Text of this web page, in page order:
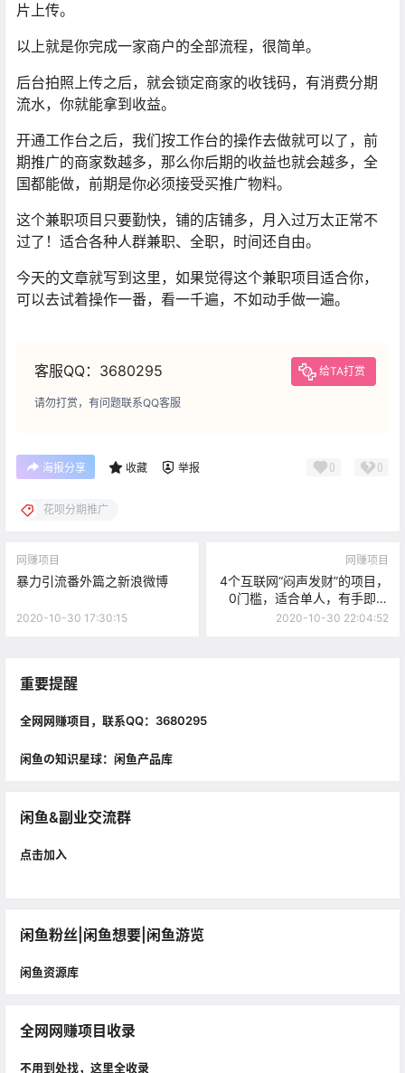
片上传。
以上就是你完成一家商户的全部流程，很简单。
后台拍照上传之后，就会锁定商家的收钱码，有消费分期
流水，你就能拿到收益。
开通工作台之后，我们按工作台的操作去做就可以了，前
期推广的商家数越多，那么你后期的收益也就会越多，全
国都能做，前期是你必须接受买推广物料。
这个兼职项目只要勤快，铺的店铺多，月入过万太正常不
过了！适合各种人群兼职、全职，时间还自由。
今天的文章就写到这里，如果觉得这个兼职项目适合你，
可以去试着操作一番，看一千遍，不如动手做一遍。
客服QQ：3680295 给TA打赏
请勿打赏，有问题联系QQ客服
海报分享 收藏 举报 0 0
花呗分期推广
网赚项目
暴力引流番外篇之新浪微博
2020-10-30 17:30:15
网赚项目
4个互联网“闷声发财”的项目，
0门槛，适合单人，有手即可
操作
2020-10-30 22:04:52
重要提醒
全网网赚项目，联系QQ：3680295
闲鱼の知识星球：闲鱼产品库
闲鱼&副业交流群
点击加入
闲鱼粉丝|闲鱼想要|闲鱼游览
闲鱼资源库
全网网赚项目收录
不用到处找，这里全收录